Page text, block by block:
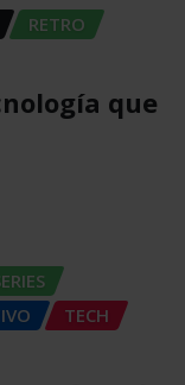
RETRO
que
TECH